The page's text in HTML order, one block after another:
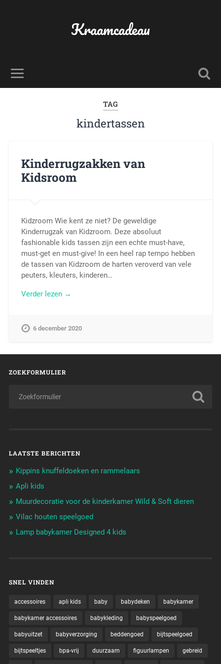
Kraamcadeau
TAG
kindertassen
Kinderrugzakken van
Kidsroom
Kidzroom Wie kent ze niet? De geweldige
Kinderrugzak van Kidzroom. Deze absoluut
fashionable kids tassen zijn een echte must-have,
must-get en must-give! In een heel rap tempo hebben
de tassen van Kidzroom de harten veroverd van vele
peuters, kleuters, kinderen…
Verder lezen →
6 december 2020
ZOEKFORMULIER
LAATSTE BERICHTEN
Kippins knuffeldoeken en rammelaars
Apli kids
Muurdecoratie voor de kinderkamer Wild & Soft dieren
Vilac houten speelgoed
Lamp babykamer Designed 4 kids
SNEL VINDEN
accessoires apli kids baby babydeken babykamer
babykamer accessoires babykleding babyspeelgoed
babyuitzet babyverzorging beddengoed bijtspeelgoed
bijtspeeltjes bpa-vrij duurzaam figuurlampen gebreid